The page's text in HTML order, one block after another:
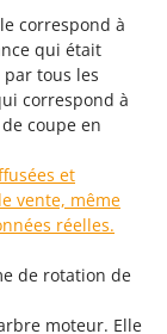
correspond à
qui était
tous les
correspond à
coupe en
et
vente, même
réelles.
de rotation de
moteur. Elle